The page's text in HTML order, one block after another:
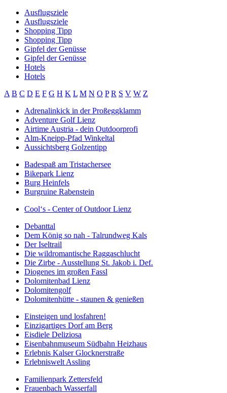
Ausflugsziele
Ausflugsziele
Shopping Tipp
Shopping Tipp
Gipfel der Genüsse
Gipfel der Genüsse
Hotels
Hotels
A B C D E F G H K L M N O P R S V W Z
Adrenalinkick in der Proßeggklamm
Adventure Golf Lienz
Airtime Austria - dein Outdoorprofi
Alm-Kneipp-Pfad Winkeltal
Aussichtsberg Golzentipp
Badespaß am Tristachersee
Bikepark Lienz
Burg Heinfels
Burgruine Rabenstein
Cool‘s - Center of Outdoor Lienz
Debanttal
Dem König so nah - Talrundweg Kals
Der Iseltrail
Die wildromantische Raggaschlucht
Die Zirbe - Ausstellung St. Jakob i. Def.
Diogenes im großen Fassl
Dolomitenbad Lienz
Dolomitengolf
Dolomitenhütte - staunen & genießen
Einsteigen und losfahren!
Einzigartiges Dorf am Berg
Eisdiele Deliziosa
Eisenbahnmuseum Südbahn Heizhaus
Erlebnis Kalser Glocknerstraße
Erlebniswelt Assling
Familienpark Zettersfeld
Frauenbach Wasserfall